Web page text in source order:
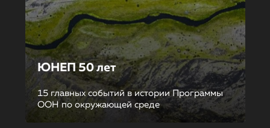
ЮНЕП 50 лет
15 главных событий в истории Программы
ООН по окружающей среде